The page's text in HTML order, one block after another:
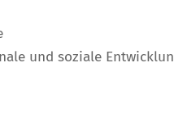
und soziale